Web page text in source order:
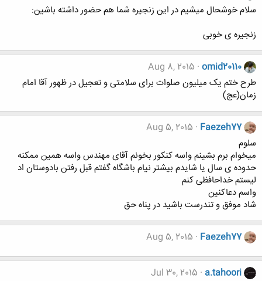
سلام خوشحال میشیم در این زنجیره شما هم حضور داشته باشین:
زنجیره ی خوبی
omid20110
Aug 8, 2015
طرح ختم یک میلیون صلوات برای سلامتی و تعجیل در ظهور آقا امام
زمان(عج)
Faezeh77
Aug 5, 2015
سلوم
میخوام برم بشینم واسه کنکور بخونم آقای مهندس واسه همین ممکنه
حدوده ی سال یا شایدم بیشتر نیام باشگاه گفتم قبل رفتن بادوستان اد
لیستم خداحافظی کنم
واسم دعاکنین
شاد موفق و تندرست باشید در پناه حق
Faezeh77
Aug 5, 2015
a.tahoori
Jul 30, 2015